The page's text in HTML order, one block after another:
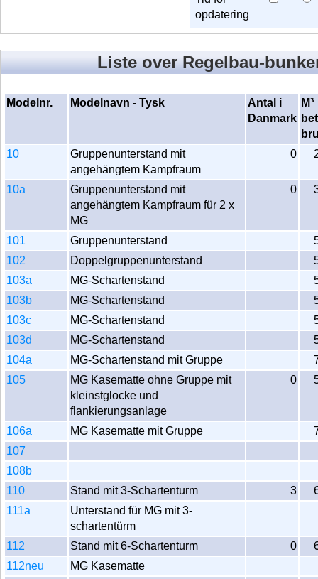
opdatering
Liste over Regelbau-
Modelnr. Modelnavn - Tysk
Antal i
Danmark
M³
10
Gruppenunterstand mit
angehängtem Kampfraum
0
10a
Gruppenunterstand mit
angehängtem Kampfraum für 2 x
MG
0
101 Gruppenunterstand
102
Doppelgruppenunterstand
103a
MG-Schartenstand
103b
MG-Schartenstand
103c
MG-Schartenstand
103d
MG-Schartenstand
104a
MG-Schartenstand mit Gruppe
105
MG Kasematte ohne Gruppe mit
kleinstglocke und
flankierungsanlage
0
106a MG Kasematte mit Gruppe
107
108b
110
Stand mit 3-Schartenturm 3
111a
Unterstand für MG mit 3-
schartentürm
112
Stand mit 6-Schartenturm 0
112neu
MG Kasematte